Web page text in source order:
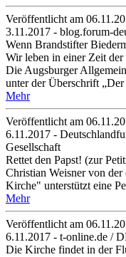
Veröffentlicht am
3.11.2017 - blog.forum-
Wenn Brandstifter
Wir leben in einer Zeit
Die Augsburger
unter der Überschrift
Mehr
Veröffentlicht am
6.11.2017 -
Gesellschaft
Rettet den Papst! (zur
Christian Weisner von
Kirche" unterstützt eine
Mehr
Veröffentlicht am
6.11.2017 - t-online.de /
Die Kirche findet in der